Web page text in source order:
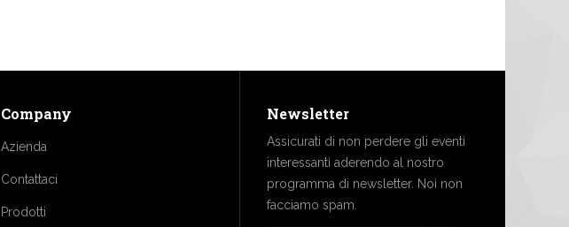
Company
Azienda
Contattaci
Prodotti
Newsletter
Assicurati di non perdere gli eventi
interessanti aderendo al nostro
programma di newsletter. Noi non
facciamo spam.